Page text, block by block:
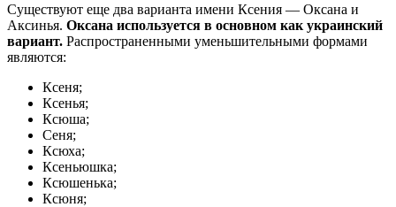
Существуют еще два варианта имени Ксения — Оксана и
Аксинья. Оксана используется в основном как украинский
вариант. Распространенными уменьшительными формами
являются:
Ксеня;
Ксенья;
Ксюша;
Сеня;
Ксюха;
Ксеньюшка;
Ксюшенька;
Ксюня;